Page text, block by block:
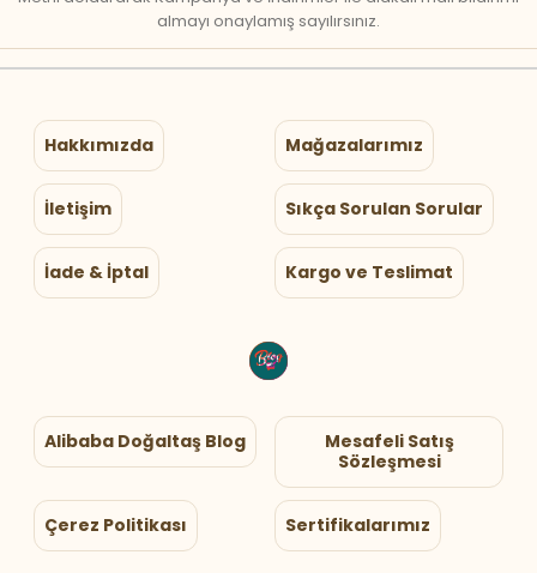
almayı onaylamış sayılırsınız.
Hakkımızda Mağazalarımız
İletişim Sıkça Sorulan Sorular
İade & İptal Kargo ve Teslimat
Alibaba Doğaltaş Blog
Mesafeli Satış
Sözleşmesi
Çerez Politikası Sertifikalarımız